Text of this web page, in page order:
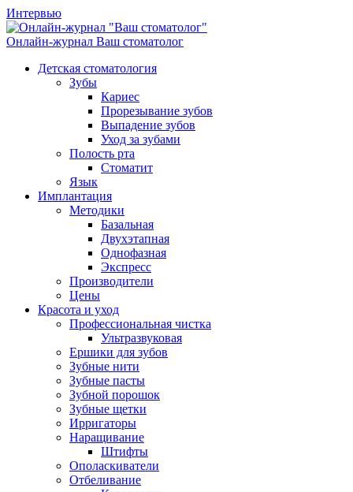
Интервью
Онлайн-журнал Ваш стоматолог
Детская стоматология
Зубы
Кариес
Прорезывание зубов
Выпадение зубов
Уход за зубами
Полость рта
Стоматит
Язык
Имплантация
Методики
Базальная
Двухэтапная
Однофазная
Экспресс
Производители
Цены
Красота и уход
Профессиональная чистка
Ультразвуковая
Ершики для зубов
Зубные нити
Зубные пасты
Зубной порошок
Зубные щетки
Ирригаторы
Наращивание
Штифты
Ополаскиватели
Отбеливание